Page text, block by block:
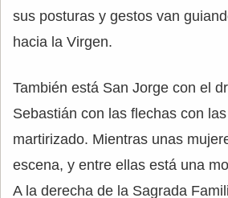
sus posturas y gestos van
hacia la Virgen.
También está San Jorge con el
Sebastián con las flechas con
martirizado. Mientras unas
escena, y entre ellas está una
A la derecha de la Sagrada